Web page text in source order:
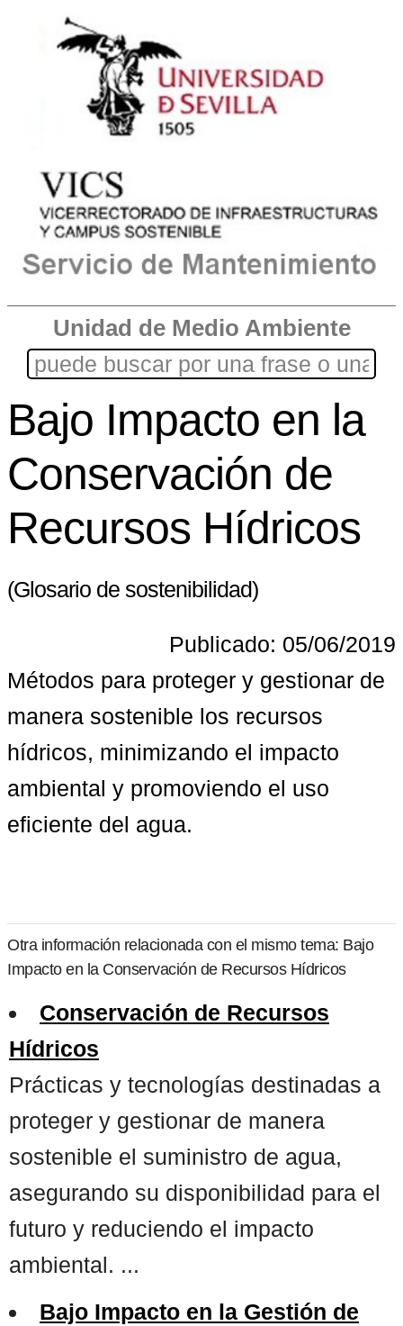
Unidad de Medio Ambiente
Bajo Impacto en la
Conservación de
Recursos Hídricos
(Glosario de sostenibilidad)
Publicado: 05/06/2019
Métodos para proteger y gestionar de
manera sostenible los recursos
hídricos, minimizando el impacto
ambiental y promoviendo el uso
eficiente del agua.
Otra información relacionada con el mismo tema: Bajo
Impacto en la Conservación de Recursos Hídricos
Conservación de Recursos
Hídricos
Prácticas y tecnologías destinadas a
proteger y gestionar de manera
sostenible el suministro de agua,
asegurando su disponibilidad para el
futuro y reduciendo el impacto
ambiental. ...
Bajo Impacto en la Gestión de